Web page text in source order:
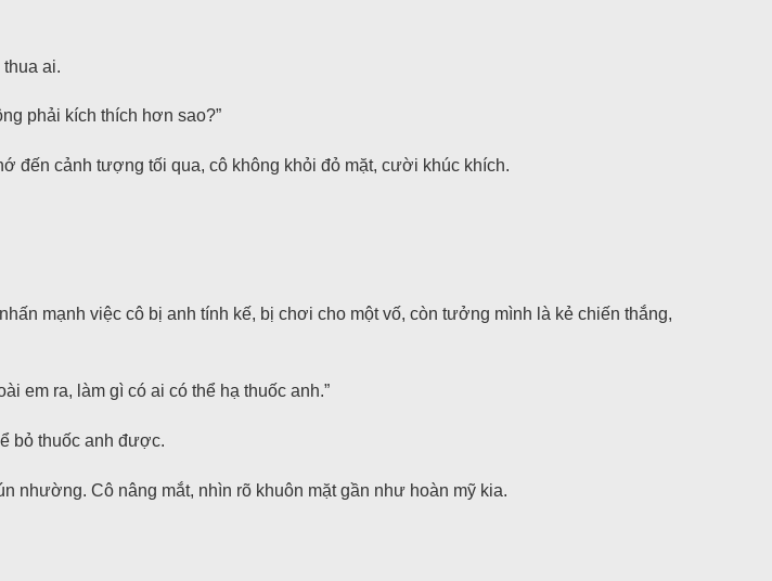
ai.
phải kích thích hơn sao?”
đến cảnh tượng tối qua, cô không khỏi đỏ mặt, cười khúc khích.
mạnh việc cô bị anh tính kế, bị chơi cho một vố, còn tưởng mình là kẻ chiến thắng,
em ra, làm gì có ai có thể hạ thuốc anh.”
bỏ thuốc anh được.
nhường. Cô nâng mắt, nhìn rõ khuôn mặt gần như hoàn mỹ kia.